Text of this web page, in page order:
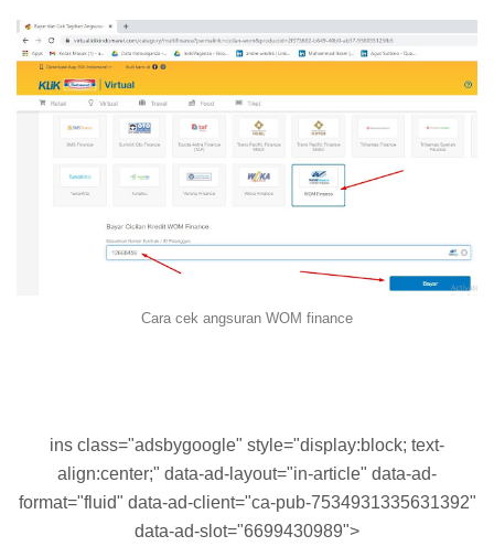
Cara cek angsuran WOM finance
ins class="adsbygoogle" style="display:block; text-
align:center;" data-ad-layout="in-article" data-ad-
format="fluid" data-ad-client="ca-pub-7534931335631392"
data-ad-slot="6699430989">